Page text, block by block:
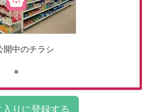
開中のチラシ